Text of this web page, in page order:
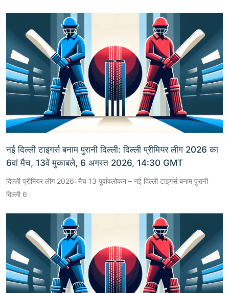
नई दिल्ली टाइगर्स बनाम पुरानी दिल्ली: दिल्ली प्रीमियर लीग 2026 का
6वां मैच, 13वें मुकाबले, 6 अगस्त 2026, 14:30 GMT
दिल्ली प्रीमियर लीग 2026: मैच 13 पूर्वावलोकन – नई दिल्ली टाइगर्स बनाम पुरानी
दिल्ली 6